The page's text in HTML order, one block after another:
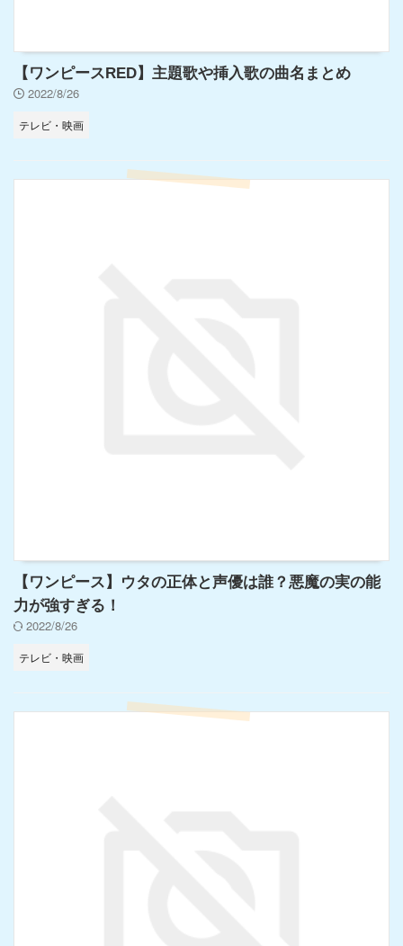
【ワンピースRED】主題歌や挿入歌の曲名まとめ
2022/8/26
テレビ・映画
【ワンピース】ウタの正体と声優は誰？悪魔の実の能
力が強すぎる！
2022/8/26
テレビ・映画